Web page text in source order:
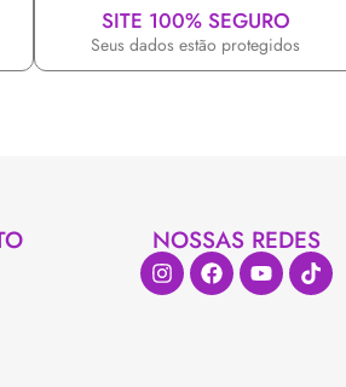
SITE 100% SEGURO
Seus dados estão protegidos
NOSSAS REDES